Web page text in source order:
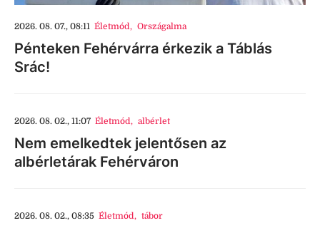
2026. 08. 07., 08:11 Életmód, Országalma
Pénteken Fehérvárra érkezik a Táblás
Srác!
2026. 08. 02., 11:07 Életmód, albérlet
Nem emelkedtek jelentősen az
albérletárak Fehérváron
2026. 08. 02., 08:35 Életmód, tábor